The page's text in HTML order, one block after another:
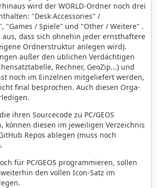
wird der WORLD-Ordner noch drei
"Desk Accessories" /
"Games / Spiele" und "Other / Weitere" .
aus, dass sich ohnehin jeder ernsthaftere
Ordnerstruktur anlegen wird).
außer den üblichen Verdächtigen
Rechner, GeoZip...) und
noch im Einzelnen mitgeliefert werden,
final besprochen. Auch diesen Orga-
ihren Sourcecode zu PC/GEOS
können diesen im jeweiligen Verzeichnis
Repos ablegen (muss noch
für PC/GEOS programmieren, sollen
den vollen Icon-Satz im